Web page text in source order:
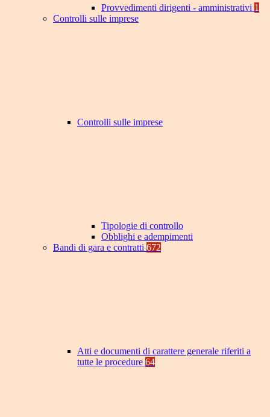
Provvedimenti dirigenti - amministrativi 1
Controlli sulle imprese
Controlli sulle imprese
Tipologie di controllo
Obblighi e adempimenti
Bandi di gara e contratti 672
Atti e documenti di carattere generale riferiti a
tutte le procedure 64